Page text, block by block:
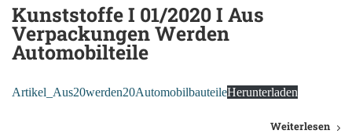
Kunststoffe I 01/2020 I Aus
Verpackungen Werden
Automobilteile
Artikel_Aus20werden20AutomobilbauteileHerunterladen
Weiterlesen